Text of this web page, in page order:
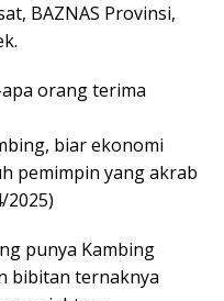
BAZNAS Provinsi,
orang terima
biar ekonomi
pemimpin yang akrab
2025)
punya Kambing
bibitan ternaknya